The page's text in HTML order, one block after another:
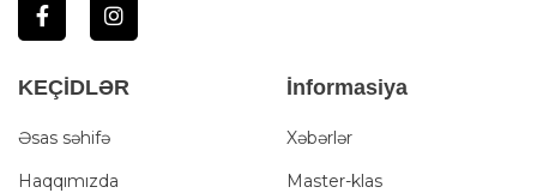
KEÇİDLƏR
Əsas səhifə
Haqqımızda
İnformasiya
Xəbərlər
Master-klas